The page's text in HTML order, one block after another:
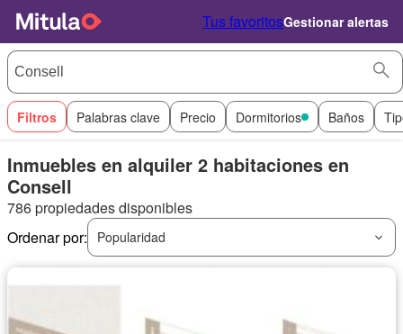
Tus favoritosGestionar alertas
Filtros Palabras clave Precio Dormitorios Baños
Inmuebles en alquiler 2 habitaciones en
Consell
786 propiedades disponibles
Ordenar por:
Popularidad